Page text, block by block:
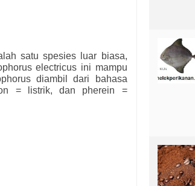
satu spesies luar biasa,
electricus ini mampu
diambil dari bahasa
= listrik, dan pherein =